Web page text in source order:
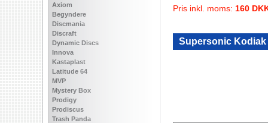
Axiom
Begyndere
Discmania
Discraft
Dynamic Discs
Innova
Kastaplast
Latitude 64
MVP
Mystery Box
Prodigy
Prodiscus
Trash Panda
Pris inkl. moms: 160
Supersonic Kodiak